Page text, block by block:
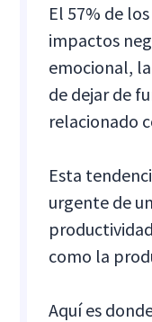
El 57% de
impactos
emocional,
de dejar de
relacionado
Esta
urgente de
como la
Aquí es